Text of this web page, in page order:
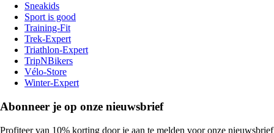
Sneakids
Sport is good
Training-Fit
Trek-Expert
Triathlon-Expert
TripNBikers
Vélo-Store
Winter-Expert
Abonneer je op onze nieuwsbrief
Profiteer van 10% korting door je aan te melden voor onze nieuwsbrief